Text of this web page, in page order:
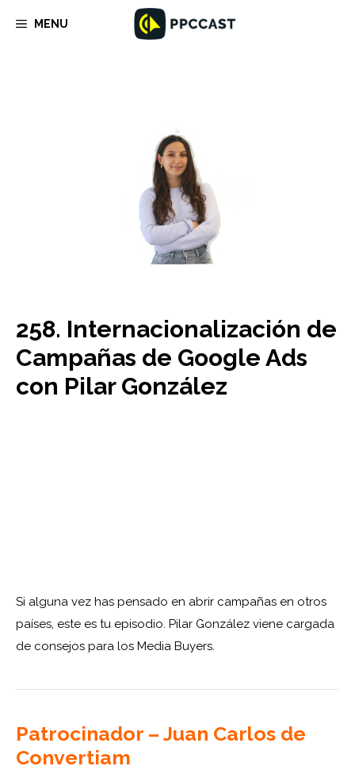
MENU
258. Internacionalización de
Campañas de Google Ads
con Pilar González
Si alguna vez has pensado en abrir campañas en otros
países, este es tu episodio. Pilar González viene cargada
de consejos para los Media Buyers.
Patrocinador – Juan Carlos de
Convertiam